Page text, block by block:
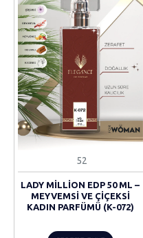
52
LADY MILLION EDP 50 ML –
MEYVEMSI VE ÇIÇEKSI
KADIN PARFÜMÜ (K-072)